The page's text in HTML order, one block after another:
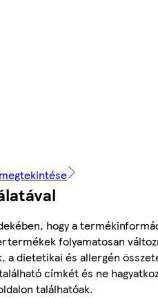
hogy a
folyamatosan
a dietetikai és allergén
címkét és ne
találhatóak.